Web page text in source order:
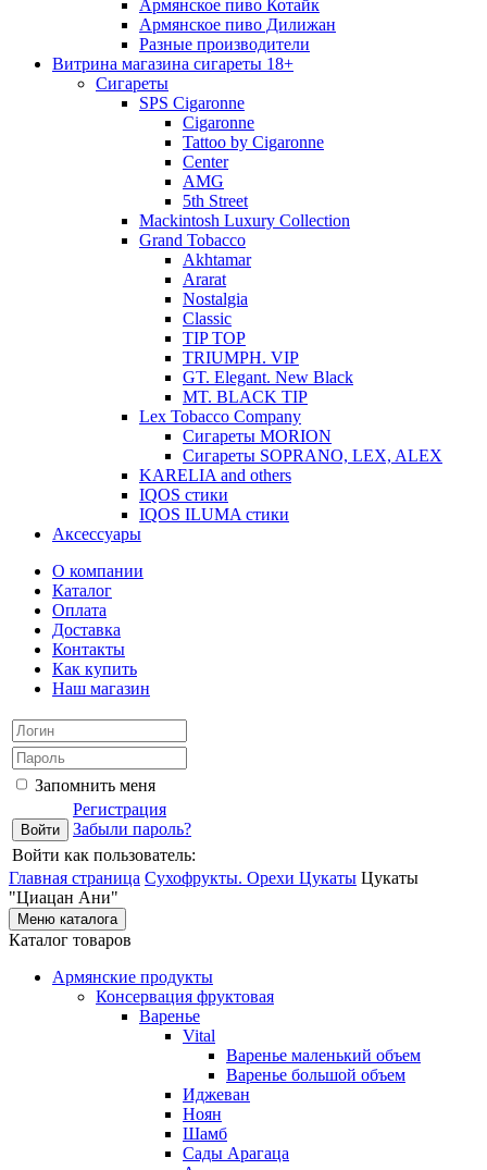
Армянское пиво Котайк
Армянское пиво Дилижан
Разные производители
Витрина магазина сигареты 18+
Cигареты
SPS Cigaronne
Сigaronne
Tattoo by Cigaronne
Center
AMG
5th Street
Mackintosh Luxury Collection
Grand Tobacco
Akhtamar
Ararat
Nostalgia
Classic
TIP TOP
TRIUMPH. VIP
GT. Elegant. New Black
MT. BLACK TIP
Lex Tobacco Company
Сигареты MORION
Сигареты SOPRANO, LEX, ALEX
KARELIA and others
IQOS стики
IQOS ILUMA стики
Аксессуары
О компании
Каталог
Оплата
Доставка
Контакты
Как купить
Наш магазин
Запомнить меня
Регистрация
Забыли пароль?
Войти как пользователь:
Главная страница Сухофрукты. Орехи Цукаты Цукаты
"Циацан Ани"
Меню каталога
Каталог товаров
Армянские продукты
Консервация фруктовая
Варенье
Vital
Варенье маленький объем
Варенье большой объем
Иджеван
Ноян
Шамб
Сады Арагаца